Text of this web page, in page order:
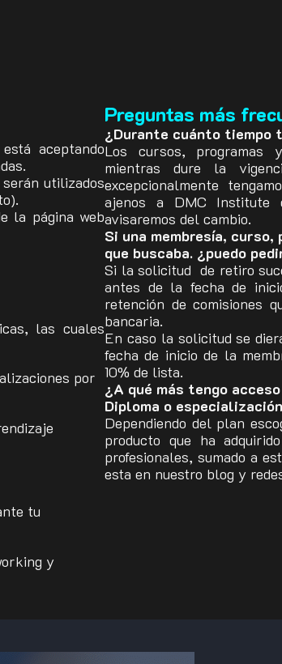
aceptando
utilizados
la página web
las cuales
por
tu
y
Preguntas más
¿Durante cuánto tiempo
Los cursos, programas
mientras dure la
excepcionalmente
ajenos a DMC
avisaremos del cambio.
Si una membresía,
que buscaba. ¿puedo
Si la solicitud de retiro
antes de la fecha de
retención de comisiones
bancaria.
En caso la solicitud se
fecha de inicio de la
10% de lista.
¿A qué más tengo
Diploma o
Dependiendo del plan
producto que ha
profesionales, sumado a
esta en nuestro blog y